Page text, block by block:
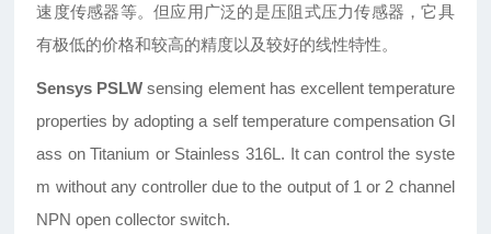
速度传感器等。但应用广泛的是压阻式压力传感器，它具
有极低的价格和较高的精度以及较好的线性特性。
Sensys PSLW sensing element has excellent temperature
properties by adopting a self temperature compensation Gl
ass on Titanium or Stainless 316L. It can control the syste
m without any controller due to the output of 1 or 2 channel
NPN open collector switch.